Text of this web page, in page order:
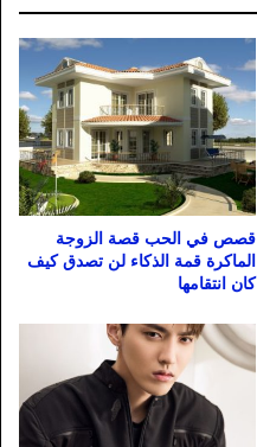
قصص في الحب قصة الزوجة
الماكرة قمة الذكاء لن تصدق كيف
كان انتقامها